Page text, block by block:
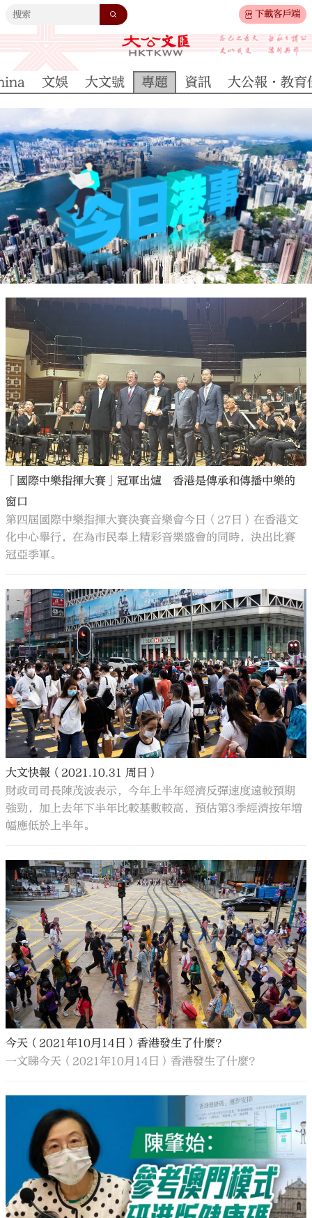
下載客戶端
大公文匯
文娛 大文號 專題 資訊 大公報·教育
「國際中樂指揮大賽」冠軍出爐 香港是傳承和傳播中樂的
窗口
第四屆國際中樂指揮大賽決賽音樂會今日（27日）在香港文
化中心舉行，在為市民奉上精彩音樂盛會的同時，決出比賽
冠亞季軍。
大文快報（2021.10.31 周日）
財政司司長陳茂波表示，今年上半年經濟反彈速度遠較預期
強勁，加上去年下半年比較基數較高，預估第3季經濟按年增
幅應低於上半年。
今天（2021年10月14日）香港發生了什麼？
一文睇今天（2021年10月14日）香港發生了什麼？